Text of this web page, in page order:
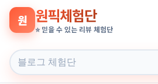
원 원픽체험단
⭐ 믿을 수 있는 리뷰 체험단